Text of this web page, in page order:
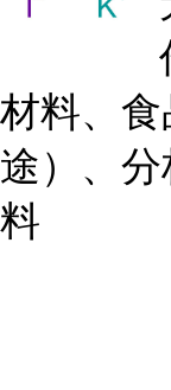
材料、
途）、
料